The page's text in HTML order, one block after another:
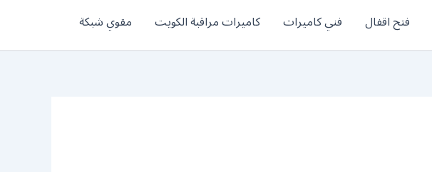
فتح اقفال فني كاميرات كاميرات مراقبة الكويت مقوي شبكة